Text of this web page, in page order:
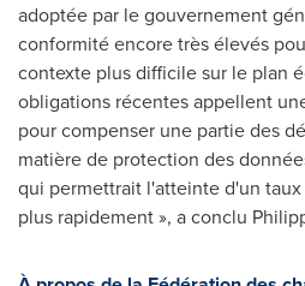
adoptée par le gouvernement
conformité encore très élevés
contexte plus difficile sur le plan
obligations récentes appellent
pour compenser une partie des
matière de protection des
qui permettrait l'atteinte d'un
plus rapidement », a conclu